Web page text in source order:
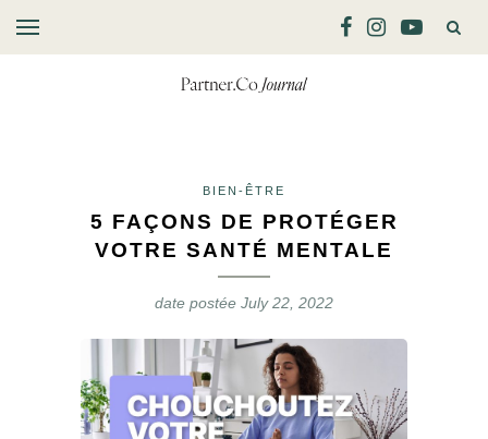
BIEN-ÊTRE
5 FAÇONS DE PROTÉGER
VOTRE SANTÉ MENTALE
date postée July 22, 2022